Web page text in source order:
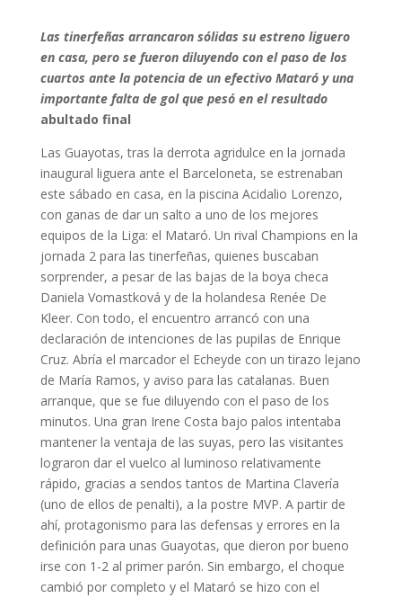
Las tinerfeñas arrancaron sólidas su estreno liguero
en casa, pero se fueron diluyendo con el paso de los
cuartos ante la potencia de un efectivo Mataró y una
importante falta de gol que pesó en el resultado
abultado final
Las Guayotas, tras la derrota agridulce en la jornada
inaugural liguera ante el Barceloneta, se estrenaban
este sábado en casa, en la piscina Acidalio Lorenzo,
con ganas de dar un salto a uno de los mejores
equipos de la Liga: el Mataró. Un rival Champions en la
jornada 2 para las tinerfeñas, quienes buscaban
sorprender, a pesar de las bajas de la boya checa
Daniela Vomastková y de la holandesa Renée De
Kleer. Con todo, el encuentro arrancó con una
declaración de intenciones de las pupilas de Enrique
Cruz. Abría el marcador el Echeyde con un tirazo lejano
de María Ramos, y aviso para las catalanas. Buen
arranque, que se fue diluyendo con el paso de los
minutos. Una gran Irene Costa bajo palos intentaba
mantener la ventaja de las suyas, pero las visitantes
lograron dar el vuelco al luminoso relativamente
rápido, gracias a sendos tantos de Martina Clavería
(uno de ellos de penalti), a la postre MVP. A partir de
ahí, protagonismo para las defensas y errores en la
definición para unas Guayotas, que dieron por bueno
irse con 1-2 al primer parón. Sin embargo, el choque
cambió por completo y el Mataró se hizo con el